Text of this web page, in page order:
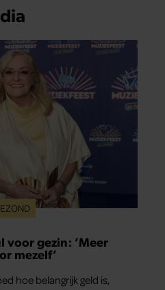
voor gezin: ‘Meer
mezelf’
hoe belangrijk geld is,